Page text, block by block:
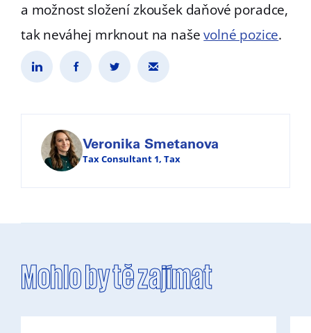
a možnost složení zkoušek daňové poradce,
tak neváhej mrknout na naševolné pozice.
Veronika Smetanova
Tax Consultant 1, Tax
Mohlo by tě zajímat